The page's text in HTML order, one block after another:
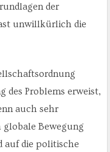
der
unwillkürlich die
des Problems erweist,
auch sehr
globale Bewegung
auf die politische